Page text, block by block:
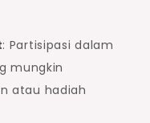
: Partisipasi dalam
mungkin
atau hadiah